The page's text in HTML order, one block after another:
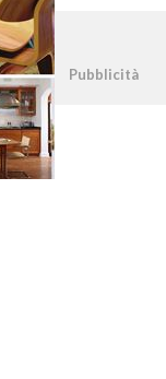
Pubblicità